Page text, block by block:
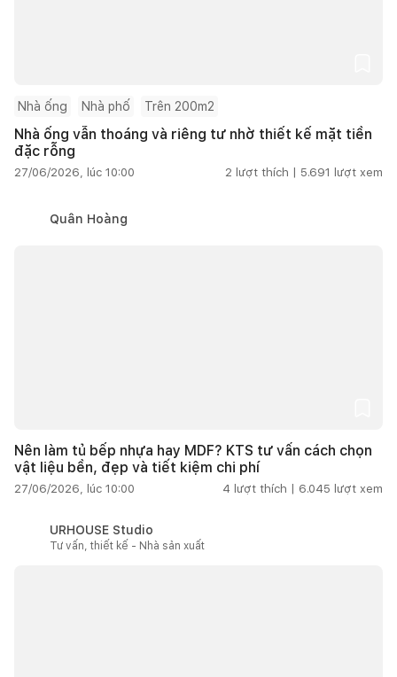
Nhà ống Nhà phố Trên 200m2
Nhà ống vẫn thoáng và riêng tư nhờ thiết kế mặt tiền
đặc rỗng
27/06/2026, lúc 10:00 2 lượt thích | 5.691 lượt xem
Quân Hoàng
Nên làm tủ bếp nhựa hay MDF? KTS tư vấn cách chọn
vật liệu bền, đẹp và tiết kiệm chi phí
27/06/2026, lúc 10:00 4 lượt thích | 6.045 lượt xem
URHOUSE Studio
Tư vấn, thiết kế - Nhà sản xuất